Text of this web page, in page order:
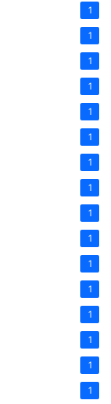
1
1
1
1
1
1
1
1
1
1
1
1
1
1
1
1